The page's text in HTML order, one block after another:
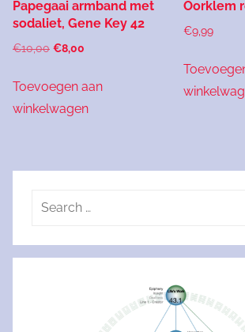
Papegaai armband met
sodaliet, Gene Key 42
€10,00 Oorspronkelijke
was:
€10,00.
€8,00
is:
€8,00.
Toevoegen aan
winkelwagen
Oorklem
€9,99
Search